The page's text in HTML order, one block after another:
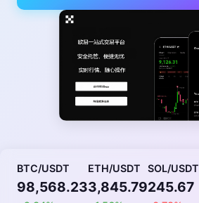
BTC/USDT
98,568.23
ETH/USDT
3,845.79
SOL/USDT
245.67